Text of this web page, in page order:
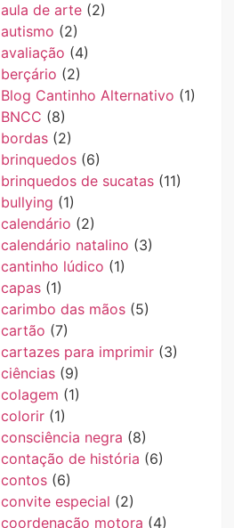
aula de arte(2)
autismo (2)
avaliação (4)
berçário (2)
Blog Cantinho Alternativo (1)
BNCC (8)
bordas(2)
brinquedos(6)
brinquedos de sucatas(11)
bullying (1)
calendário (2)
calendário natalino (3)
cantinho lúdico (1)
capas(1)
carimbo das mãos(5)
cartão (7)
cartazes para imprimir(3)
ciências(9)
colagem (1)
colorir(1)
consciência negra (8)
contação de história (6)
contos(6)
convite especial (2)
coordenação motora (4)